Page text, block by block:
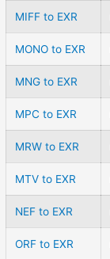
MIFF to EXR
MONO to EXR
MNG to EXR
MPC to EXR
MRW to EXR
MTV to EXR
NEF to EXR
ORF to EXR